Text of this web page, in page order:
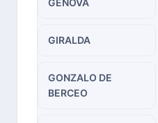
GENOVA
GIRALDA
GONZALO DE
BERCEO